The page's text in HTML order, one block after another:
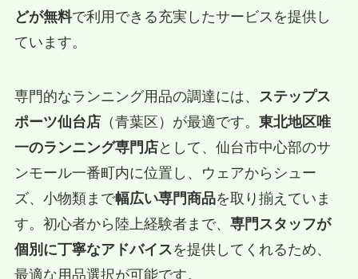
どが無料で利用できる充実したサービスを提供し
ています。
専門的なランニング用品の調達には、
ステップス
ポーツ仙台店（青葉区）が最適です。 東北地区唯
一のランニング専門店として、仙台市中心部のサ
ンモール一番町内に位置し、ウェアからシュー
ズ、小物類まで幅広い専門商品を取り揃えていま
す。初心者から陸上経験者まで、 専門スタッフが
個別に丁寧なアドバイスを提供してくれるため、
最適な用品選択が可能です。